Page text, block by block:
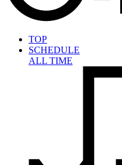
TOP
SCHEDULE
ALL TIME